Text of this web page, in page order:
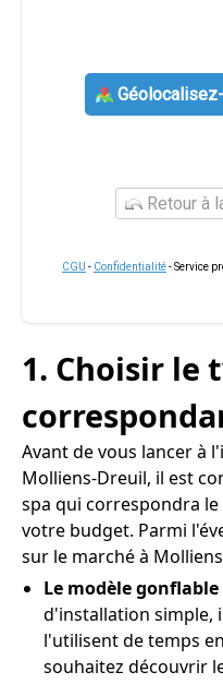
Retour à
CGU - Confidentialité- Service
1. Choisir le
Avant de vous lancer à
Molliens-Dreuil, il est
spa qui correspondra le
votre budget. Parmi
sur le marché à
Le modèle gonflable
d'installation simple,
l'utilisent de temps
souhaitez découvrir